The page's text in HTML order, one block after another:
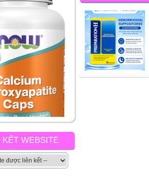
Calcium
Caps có gì
KẾT WEBSITE